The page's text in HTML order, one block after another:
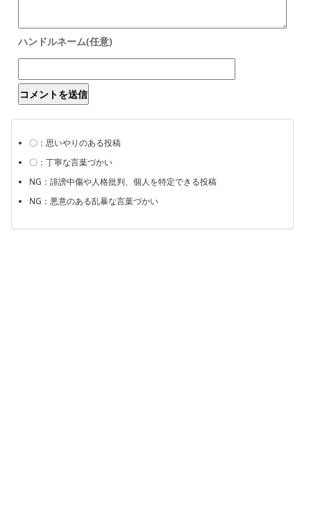
〇：思いやりのある投稿
〇：丁寧な言葉づかい
NG：誹謗中傷や人格批判、個人を特定できる投稿
NG：悪意のある乱暴な言葉づかい